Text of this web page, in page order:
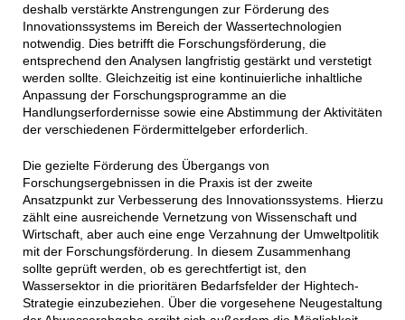
deshalb verstärkte Anstrengungen zur Förderung des
Innovationssystems im Bereich der Wassertechnologien
notwendig. Dies betrifft die Forschungsförderung, die
entsprechend den Analysen langfristig gestärkt und verstetigt
werden sollte. Gleichzeitig ist eine kontinuierliche inhaltliche
Anpassung der Forschungsprogramme an die
Handlungserfordernisse sowie eine Abstimmung der Aktivitäten
der verschiedenen Fördermittelgeber erforderlich.
Die gezielte Förderung des Übergangs von
Forschungsergebnissen in die Praxis ist der zweite
Ansatzpunkt zur Verbesserung des Innovationssystems. Hierzu
zählt eine ausreichende Vernetzung von Wissenschaft und
Wirtschaft, aber auch eine enge Verzahnung der Umweltpolitik
mit der Forschungsförderung. In diesem Zusammenhang
sollte geprüft werden, ob es gerechtfertigt ist, den
Wassersektor in die prioritären Bedarfsfelder der Hightech-
Strategie einzubeziehen. Über die vorgesehene Neugestaltung